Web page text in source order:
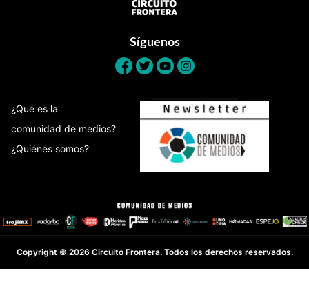
Síguenos
¿Qué es la
comunidad de medios?
¿Quiénes somos?
Copyright © 2026 Circuito Frontera. Todos los derechos reservados.